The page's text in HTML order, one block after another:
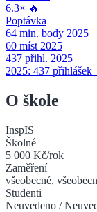
6.3× 🔥
Poptávka
64 min. body 2025
60 míst 2025
437 přihl. 2025
2025: 437 přihlášek
O škole
InspIS
Školné
5 000 Kč/rok
Zaměření
všeobecné,
Studenti
Neuvedeno /